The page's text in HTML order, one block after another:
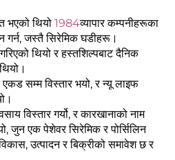
भएको थियो 1984व्यापार कम्पनीहरूका
गर्न, जस्तै सिरेमिक घडीहरू।
थियो र हस्तशिल्पबाट दैनिक
सम्म विस्तार भयो, र न्यू लाइफ
विस्तार गर्यो, र कारखानाको नाम
जुन एक पेशेवर सिरेमिक र पोर्सिलिन
उत्पादन र बिक्रीको समावेश छ र